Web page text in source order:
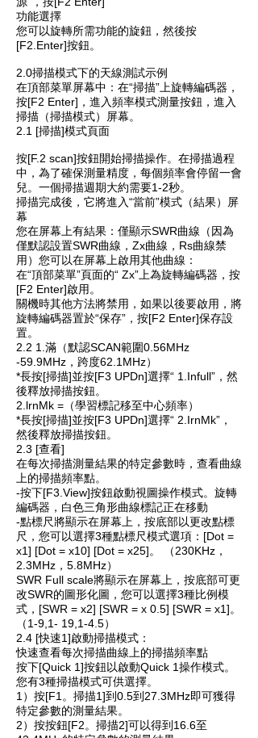
功能選擇
您可以旋轉所需功能的旋鈕，然後按
[F2.Enter]按鈕。
2.0掃描模式下的天線測試示例
在頂部菜單屏幕中：在“掃描”上旋轉編碼器，
按[F2 Enter]，進入頻率模式測量按鈕，進入
掃描（掃描模式）屏幕。
2.1 [掃描]模式頁面
按[F.2 scan]按鈕開始掃描操作。在掃描過程
中，為了確保測量精度，每個頻率會停留一會
兒。一個掃描週期大約需要1-2秒。
掃描完成後，它將進入“當前”模式（結果）屏
幕
您在屏幕上有結果：僅顯示SWR曲線（因為
僅默認設置SWR曲線，Zx曲線，Rs曲線禁
用）您可以在屏幕上啟用其他曲線：
在“頂部菜單”頁面的“ Zx”上為旋轉編碼器，按
[F2 Enter]啟用。
關機時其他方法將禁用，如果以後要啟用，將
旋轉編碼器置於“保存”，按[F2 Enter]保存設
置。
2.2 1.滿（默認SCAN範圍0.56MHz
-59.9MHz，跨度62.1MHz）
*長按[掃描]並按[F3 UPDn]選擇“ 1.Infull”，然
後釋放掃描按鈕。
2.lrnMk =（學習標記移至中心頻率）
*長按[掃描]並按[F3 UPDn]選擇“ 2.IrnMk”，
然後釋放掃描按鈕。
2.3 [查看]
在每次掃描測量結果的特定參數時，查看曲線
上的掃描頻率點。
-按下[F3.View]按鈕啟動視圖操作模式。旋轉
編碼器，白色三角形曲線標記正在移動
-點標尺將顯示在屏幕上，按底部以更改點標
尺，您可以選擇3種點標尺模式選項：[Dot =
x1] [Dot = x10] [Dot = x25]。 （230KHz，
2.3MHz，5.8MHz）
SWR Full scale將顯示在屏幕上，按底部可更
改SWR的圖形化圖，您可以選擇3種比例模
式，[SWR = x2] [SWR = x 0.5] [SWR = x1]。
（1-9,1- 19,1-4.5）
2.4 [快速1]啟動掃描模式：
快速查看每次掃描曲線上的掃描頻率點
按下[Quick 1]按鈕以啟動Quick 1操作模式。
您有3種掃描模式可供選擇。
1）按[F1。掃描1]到0.5到27.3MHz即可獲得
特定參數的測量結果。
2）按按鈕[F2。掃描2]可以得到16.6至